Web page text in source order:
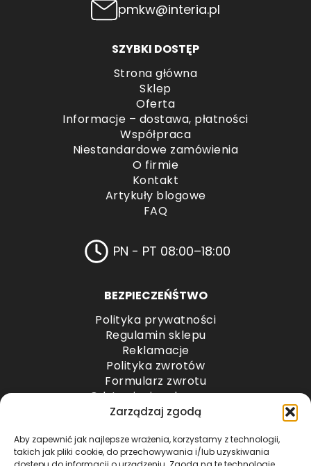
Zarządzaj zgodą
Aby zapewnić jak najlepsze wrażenia, korzystamy z technologii,
takich jak pliki cookie, do przechowywania i/lub uzyskiwania
pmkw@interia.pl
SZYBKI DOSTĘP
Strona główna
Sklep
Oferta
Informacje – dostawa, płatności
Współpraca
Niestandardowe zamówienia
O firmie
Kontakt
Artykuły blogowe
FAQ
PN - PT 08:00–18:00
BEZPIECZEŃŚTWO
Polityka prywatności
Regulamin sklepu
Reklamacje
Polityka zwrotów
Formularz zwrotu
Odstąpienie od umowy
Odstąpienie od umowy – przesyłki paletowe
METODY PŁATNOŚCI